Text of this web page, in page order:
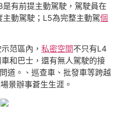
有前提主動駕駛，駕駛員在
動駕駛；L5為完整主動駕個
范區內， 私密空間不只有L4
和巴士，還有無人駕駛的接
道。、巡查車、批發車等跨越
景辦事蒼生生涯。